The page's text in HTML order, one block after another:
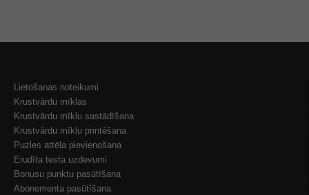
Lietošanas noteikumi
Krustvārdu mīklas
Krustvārdu mīklu sastādīšana
Krustvārdu mīklu printēšana
Puzles attēla pievienošana
Erudīta testa uzdevumi
Bonusu punktu pasūtīšana
Abonementa pasūtīšana